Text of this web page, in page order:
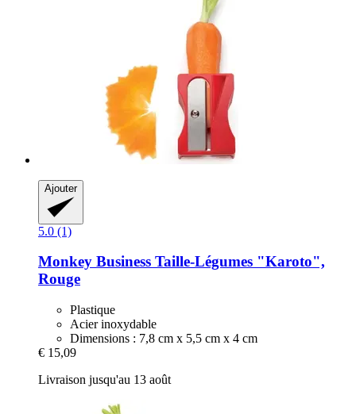
Ajouter
5.0 (1)
Monkey Business Taille-​Légumes "Karoto",
Rouge
Plastique
Acier inoxydable
Dimensions : 7,8 cm x 5,5 cm x 4 cm
€ 15,09
Livraison jusqu'au 13 août